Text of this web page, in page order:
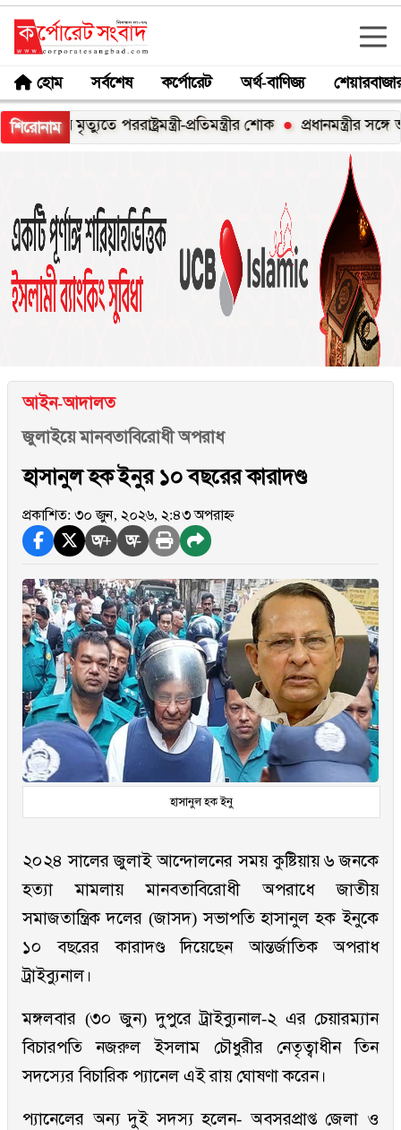
হোম সর্বশেষ কর্পোরেট অর্থ-বাণিজ্য
শিরোনাম
পররাষ্ট্রমন্ত্রী-প্রতিমন্ত্রীর শোক প্রধানমন্ত্রীর সঙ্গে ভারতীয়
আইন-আদালত
জুলাইয়ে মানবতাবিরোধী অপরাধ
হাসানুল হক ইনুর ১০ বছরের কারাদণ্ড
প্রকাশিত: ৩০ জুন, ২০২৬, ২:৪৩ অপরাহ্ন
অ+ অ-
হাসানুল হক ইনু
২০২৪ সালের জুলাই আন্দোলনের সময় কুষ্টিয়ায় ৬ জনকে
হত্যা মামলায় মানবতাবিরোধী অপরাধে জাতীয়
সমাজতান্ত্রিক দলের (জাসদ) সভাপতি হাসানুল হক ইনুকে
১০ বছরের কারাদণ্ড দিয়েছেন আন্তর্জাতিক অপরাধ
ট্রাইব্যুনাল।
মঙ্গলবার (৩০ জুন) দুপুরে ট্রাইব্যুনাল-২ এর চেয়ারম্যান
বিচারপতি নজরুল ইসলাম চৌধুরীর নেতৃত্বাধীন তিন
সদস্যের বিচারিক প্যানেল এই রায় ঘোষণা করেন।
প্যানেলের অন্য দুই সদস্য হলেন- অবসরপ্রাপ্ত জেলা ও